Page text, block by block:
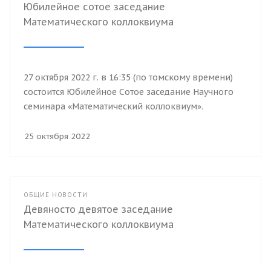
Юбилейное сотое заседание
Математического коллоквиума
27 октября 2022 г. в 16:35 (по томскому времени)
состоится Юбилейное Сотое заседание Научного
семинара «Математический коллоквиум».
25 октября 2022
ОБЩИЕ НОВОСТИ
Девяносто девятое заседание
Математического коллоквиума